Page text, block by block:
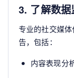
3. 了解数
专业的社交媒
告，包括：
内容表现分